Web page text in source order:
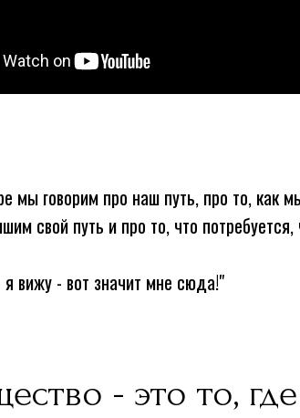
мы говорим про наш путь, про то, как
свой путь и про то, что
я вижу - вот значит мне сюда!"
- это то,